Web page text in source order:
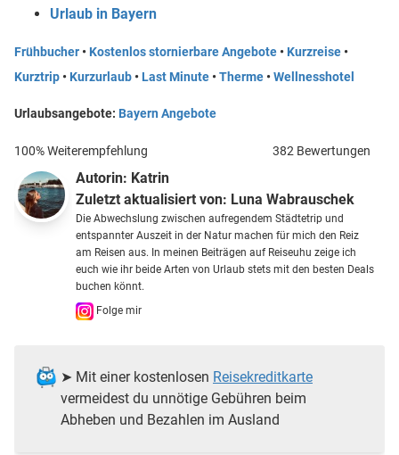
Urlaub in Bayern
Frühbucher • Kostenlos stornierbare Angebote • Kurzreise •
Kurztrip • Kurzurlaub • Last Minute •Therme •Wellnesshotel
Urlaubsangebote: Bayern Angebote
100% Weiterempfehlung 382 Bewertungen
Autorin: Katrin
Zuletzt aktualisiert von: Luna Wabrauschek
Die Abwechslung zwischen aufregendem Städtetrip und
entspannter Auszeit in der Natur machen für mich den Reiz
am Reisen aus. In meinen Beiträgen auf Reiseuhu zeige ich
euch wie ihr beide Arten von Urlaub stets mit den besten Deals
buchen könnt.
Folge mir
➤ Mit einer kostenlosen Reisekreditkarte
vermeidest du unnötige Gebühren beim
Abheben und Bezahlen im Ausland